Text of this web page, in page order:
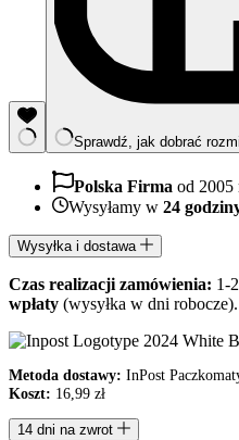
Sprawdź, jak dobrać
Polska Firma od 2005
Wysyłamy w 24
Wysyłka i dostawa
Czas realizacji zamówienia: 1-
wpłaty (wysyłka w dni robocze).
Metoda dostawy: InPost
Koszt: 16,99 zł
14 dni na zwrot